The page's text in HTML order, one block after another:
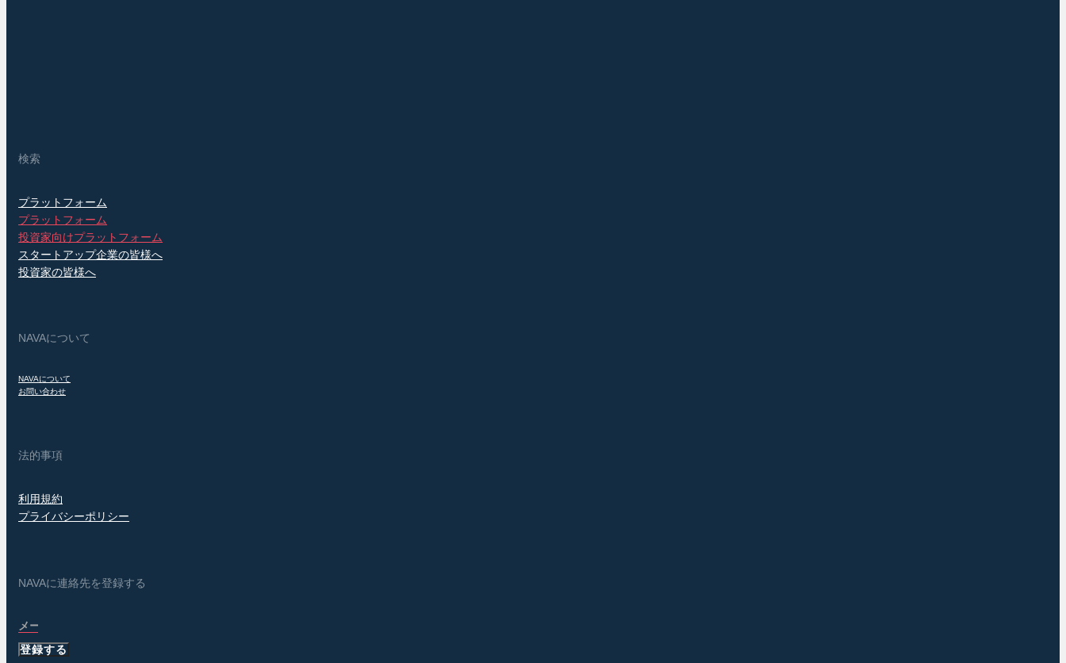
検索
プラットフォーム
プラットフォーム
投資家向けプラットフォーム
スタートアップ企業の皆様へ
投資家の皆様へ
NAVAについて
NAVAについて
お問い合わせ
法的事項
利用規約
プライバシーポリシー
NAVAに連絡先を登録する
登録する